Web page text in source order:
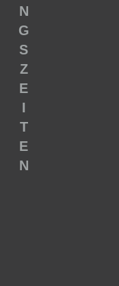
N
G
S
Z
E
I
T
E
N